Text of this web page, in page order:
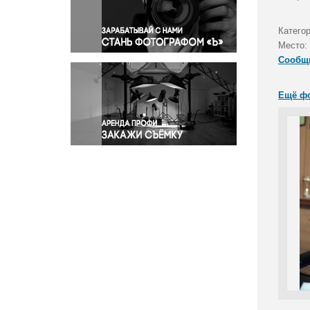
Правосудие
Происшествия и конфликты
Религия
Светская жизнь
Спорт
Экология
Экономика и бизнес
Место:
Ещё